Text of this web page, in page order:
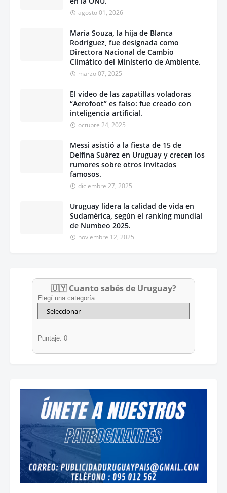
agosto 01, 2026
María Souza, la hija de Blanca
Rodríguez, fue designada como
Directora Nacional de Cambio
Climático del Ministerio de Ambiente.
marzo 07, 2025
El video de las zapatillas voladoras
“Aerofoot” es falso: fue creado con
inteligencia artificial.
octubre 24, 2025
Messi asistió a la fiesta de 15 de
Delfina Suárez en Uruguay y crecen los
rumores sobre otros invitados
famosos.
diciembre 27, 2025
Uruguay lidera la calidad de vida en
Sudamérica, según el ranking mundial
de Numbeo 2025.
noviembre 12, 2025
🇺🇾 Cuanto sabés de Uruguay?
Elegí una categoría:
Puntaje: 0